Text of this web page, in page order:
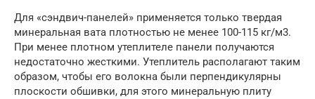
Для «сэндвич-панелей» применяется только твердая
минеральная вата плотностью не менее 100-115 кг/м3.
При менее плотном утеплителе панели получаются
недостаточно жесткими. Утеплитель располагают таким
образом, чтобы его волокна были перпендикулярны
плоскости обшивки, для этого минеральную плиту